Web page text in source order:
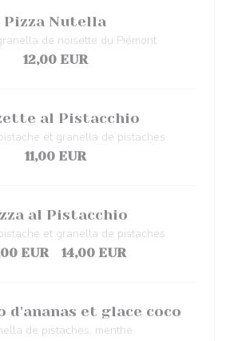
Pizza Nutella
de noisette du Piémont
12,00 EUR
al Pistacchio
et granella de pistaches
11,00 EUR
al Pistacchio
et granella de pistaches
EUR
14,00 EUR
d'ananas et glace coco
de pistaches, menthe